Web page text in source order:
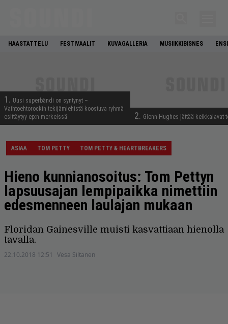
HAASTATTELU FESTIVAALIT KUVAGALLERIA MUSIIKKIBISNES
1. Uusi superbändi on syntynyt –
Vaihtoehtorockin tekijämiehistä koostuva ryhmä
esittäytyy ep:n merkeissä
2. Glenn Hughes jättää keikkalavat
ASIAA TOM PETTY TOM PETTY & HEARTBREAKERS
Hieno kunnianosoitus: Tom Pettyn
lapsuusajan lempipaikka nimettiin
edesmenneen laulajan mukaan
Floridan Gainesville muisti kasvattiaan hienolla
tavalla.
22.10.2018 12:51 Vesa Siltanen